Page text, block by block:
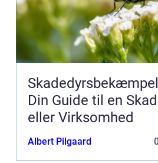
Din Guide til en
eller Virksomhed
Albert Pilgaard